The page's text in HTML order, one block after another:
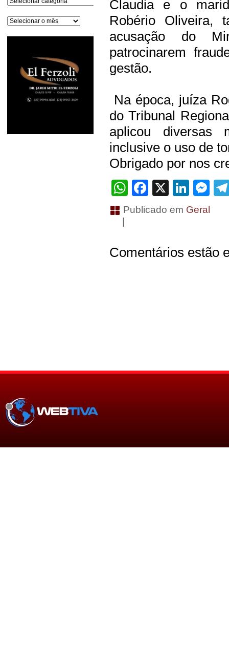
Arquivos
Claudia e o
Robério Oliveira,
acusação do
patrocinarem
gestão.
Na época, juíza
do Tribunal
aplicou diversas
inclusive o uso de
Obrigado por nos
WhatsApp
Facebook
X
Publicado em Geral
Comentários estão